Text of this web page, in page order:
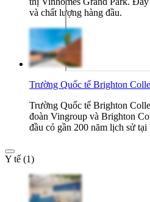
và chất lượng hàng đầu.
Trường Quốc tế Brighton
Trường Quốc tế Brighton
đoàn Vingroup và Brighton
đầu có gần 200 năm lịch sử
Y tế (1)